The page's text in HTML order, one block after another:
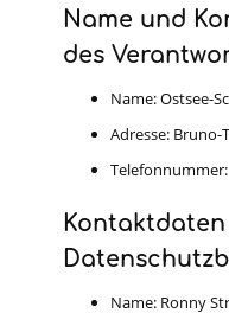
Name und
des
Name: Ostsee-
Adresse: Bruno-
Telefonnummer:
Name: Ronny